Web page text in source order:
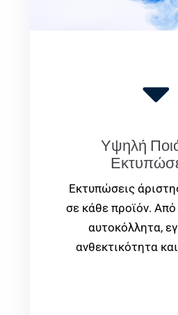
Υψηλή
Εκτυπώσεις
σε κάθε προϊόν.
αυτοκόλλητα,
ανθεκτικότητα